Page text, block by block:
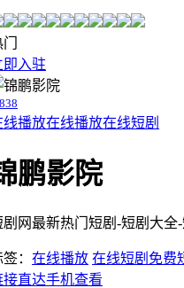
即入驻
838
线播放在线播放在线短剧
鹏影院
剧网最新热门短剧-短剧大全
： 在线播放 在线短剧 免费
接直达手机查看